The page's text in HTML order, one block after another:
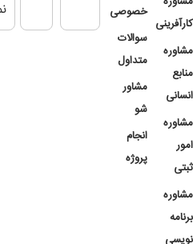
کارآفرینی
مشاوره
منابع
انسانی
مشاوره
امور
ثبتی
مشاوره
برنامه
نویسی
خصوصی
سوالات
متداول
مشاور
شو
انجام
پروژه